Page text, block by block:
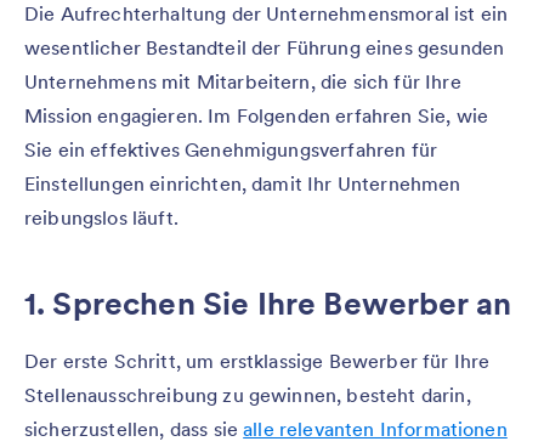
Die Aufrechterhaltung der Unternehmensmoral ist ein
wesentlicher Bestandteil der Führung eines gesunden
Unternehmens mit Mitarbeitern, die sich für Ihre
Mission engagieren. Im Folgenden erfahren Sie, wie
Sie ein effektives Genehmigungsverfahren für
Einstellungen einrichten, damit Ihr Unternehmen
reibungslos läuft.
1. Sprechen Sie Ihre Bewerber an
Der erste Schritt, um erstklassige Bewerber für Ihre
Stellenausschreibung zu gewinnen, besteht darin,
sicherzustellen, dass siealle relevanten Informationen